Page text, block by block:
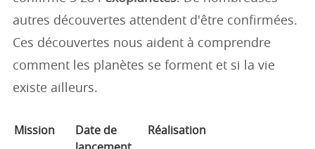
autres découvertes attendent d'être confirmées.
Ces découvertes nous aident à comprendre
comment les planètes se forment et si la vie
existe ailleurs.
Mission
Date de
Réalisation